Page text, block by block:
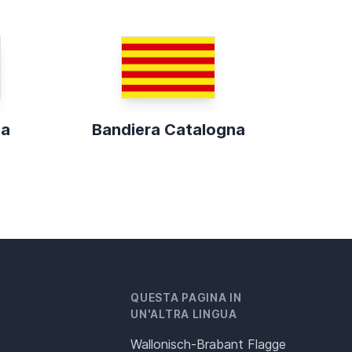
Bandiera Catalogna
QUESTA PAGINA IN
UN'ALTRA LINGUA
Wallonisch-Brabant Flagge